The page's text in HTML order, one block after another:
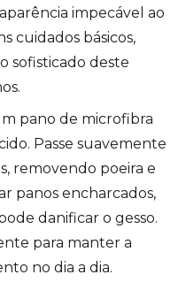
impecável ao
cuidados básicos,
sofisticado deste
pano de microfibra
Passe suavemente
removendo poeira e
panos encharcados,
danificar o gesso.
para manter a
no dia a dia.